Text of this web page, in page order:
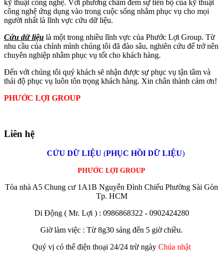
kỹ thuật công nghệ. Với phương châm đem sự tiến bộ của kỹ thuật
công nghệ ứng dụng vào trong cuộc sống nhằm phục vụ cho mọi
người nhất là lĩnh vực cứu dữ liệu.
Cứu dữ liệu là một trong nhiều lĩnh vực của Phước Lợi Group. Từ
nhu cầu của chính mình chúng tôi đã đào sâu, nghiên cứu để trở nên
chuyên nghiệp nhằm phục vụ tốt cho khách hàng.
Đến với chúng tôi quý khách sẽ nhận được sự phục vụ tận tâm và
thái độ phục vụ luôn tôn trọng khách hàng. Xin chân thành cảm ơn!
PHƯỚC LỢI GROUP
Liên hệ
CỨU DỮ LIỆU (PHỤC HỒI DỮ LIỆU)
PHƯỚC LỢI GROUP
Tòa nhà A5 Chung cư 1A1B Nguyễn Đình Chiểu Phường Sài Gòn
Tp. HCM
Di Động ( Mr. Lợi ) : 0986868322 - 0902424280
Giờ làm việc : Từ 8g30 sáng đến 5 giờ chiều.
Quý vị có thể điện thoại 24/24 trừ ngày Chúa nhật